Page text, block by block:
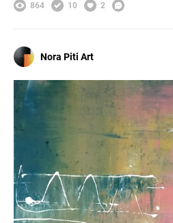
864 10 2
Nora Piti Art